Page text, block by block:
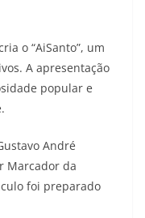
o “AiSanto”, um
A apresentação
popular e
André
Marcador da
foi preparado